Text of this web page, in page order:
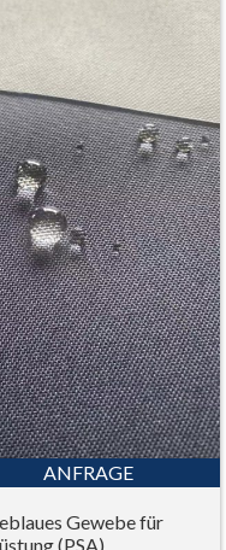
ANFRAGE
Gewebe für
(PSA)